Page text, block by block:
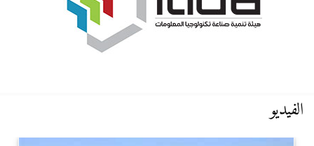
الفيديو